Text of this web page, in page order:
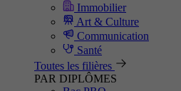
Immobilier
Art & Culture
Communication
Santé
Toutes les filières
PAR DIPLÔMES